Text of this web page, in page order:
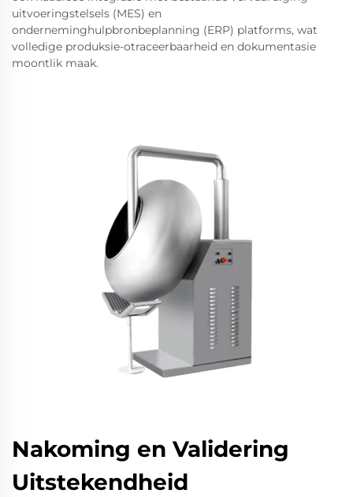
uitvoeringstelsels (MES) en
onderneminghulpbronbeplanning (ERP) platforms, wat
volledige produksie-otraceerbaarheid en dokumentasie
moontlik maak.
Nakoming en Validering
Uitstekendheid